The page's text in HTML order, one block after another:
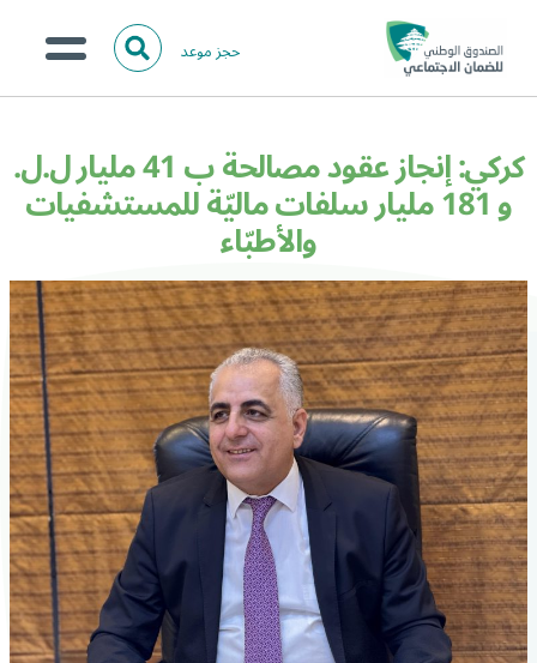
حجز موعد ا
ل
ث
الخدمات الالكترونية
المركز الإعلامي
تواصل معنا
البحث
كركي: إنجاز عقود مصالحة ب 41 مليار ل.ل.
و 181 مليار سلفات ماليّة للمستشفيات
والأطبّاء